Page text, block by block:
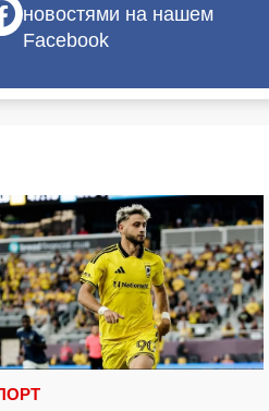
новостями на нашем
Facebook